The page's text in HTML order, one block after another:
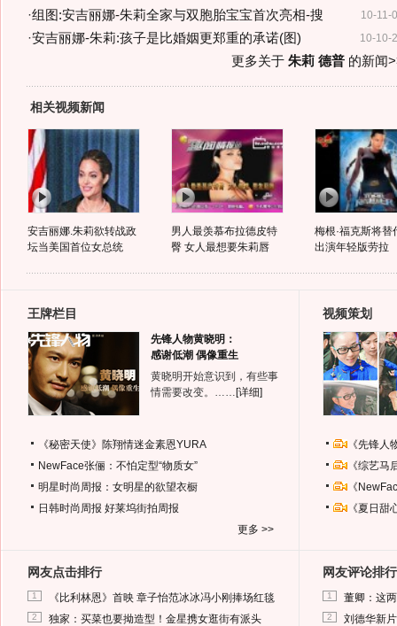
10-11-
·组图:安吉丽娜-朱莉全家与双胞胎宝宝首次亮相-搜
10-10-
·安吉丽娜-朱莉:孩子是比婚姻更郑重的承诺(图)
更多关于 朱莉 德普的新闻
相关视频新闻
安吉丽娜.朱莉欲转战政
坛当美国首位女总统
男人最羡慕布拉德皮特
臀 女人最想要朱莉唇
梅根·福克斯将替
出演年轻版劳拉
王牌栏目
先锋人物黄晓明：
感谢低潮 偶像重生
黄晓明开始意识到，有些事
情需要改变。…… [详细]
《秘密天使》陈翔情迷金素恩YURA
NewFace张俪：不怕定型“物质女”
明星时尚周报：女明星的欲望衣橱
日韩时尚周报 好莱坞街拍周报
更多 >>
视频策划
《先锋
《综艺
《
《夏日
网友点击排行
1 《比利林恩》首映 章子怡范冰冰冯小刚捧场红毯
2 独家：买菜也要拗造型！金星携女逛街有派头
网友评论排行
1 董卿：这
2 刘德华新